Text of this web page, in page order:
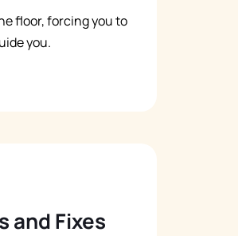
floor, forcing you to
you.
and Fixes